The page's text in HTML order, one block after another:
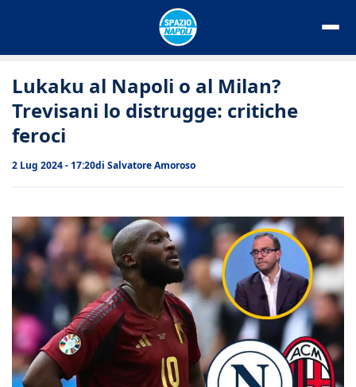
Lukaku al Napoli o al Milan?
Trevisani lo distrugge: critiche
feroci
2 Lug 2024 - 17:20di Salvatore Amoroso